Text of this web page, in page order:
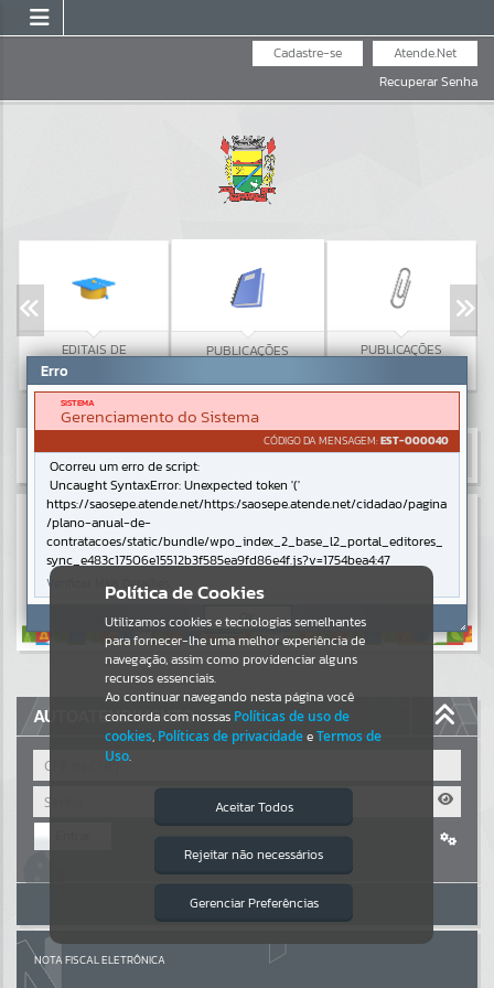
Atende.Net
Cadastre-se
Recuperar Senha
EDITAIS DE
CONVOCAÇÃO
PUBLICAÇÕES
PUBLICAÇÕES
Resultados para
Portais
Por favor, aguarde...
NOTÍCIAS
Por favor, aguarde...
Por favor, aguarde...
Por favor, aguarde...
AUTOATENDIMENTO
Cadastre-se|Recuperar Senha
ACESSAR SEM LOGIN
NOTA FISCAL ELETRÔNICA
Política de Cookies
Utilizamos cookies e tecnologias semelhantes
para fornecer-lhe uma melhor experiência de
navegação, assim como providenciar alguns
recursos essenciais.
Ao continuar navegando nesta página você
concorda com nossas Políticas de uso de
cookies, Políticas de privacidadeeTermos de
Uso.
Aceitar Todos
Rejeitar não necessários
Gerenciar Preferências
Isto significa que diversos recursos
providenciados poderão não estar
Erro
SISTEMA
Gerenciamento do Sistema
CÓDIGO DA MENSAGEM:EST-000040
Ocorreu um erro de script:
Uncaught SyntaxError: Unexpected token '('
https://saosepe.atende.net/https:/saosepe.atende.net/cidadao/pagina
/plano-anual-de-
contratacoes/static/bundle/wpo_index_2_base_l2_portal_editores_
sync_e483c17506e15512b3f585ea9fd86e4f.js?v=1754bea4:47
Verificar Mais Detalhes
OK